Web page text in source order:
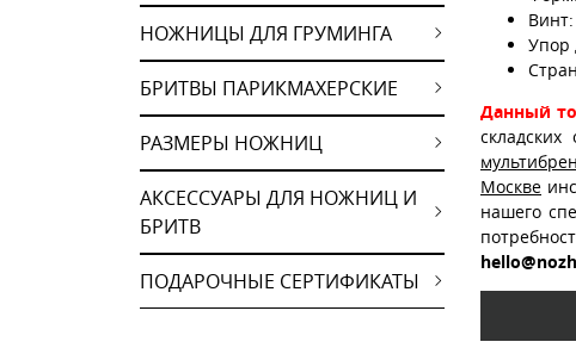
НОЖНИЦЫ ДЛЯ ГРУМИНГА
БРИТВЫ ПАРИКМАХЕРСКИЕ
РАЗМЕРЫ НОЖНИЦ
АКСЕССУАРЫ ДЛЯ НОЖНИЦ И
БРИТВ
ПОДАРОЧНЫЕ СЕРТИФИКАТЫ
Упор
Данный
Москве
нашего